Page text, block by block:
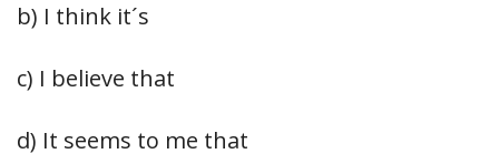
b) I think it´s
c) I believe that
d) It seems to me that